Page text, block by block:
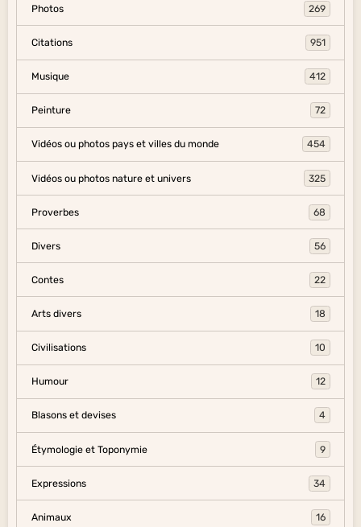
Photos 269
Citations 951
Musique 412
Peinture 72
Vidéos ou photos pays et villes du monde 454
Vidéos ou photos nature et univers 325
Proverbes 68
Divers 56
Contes 22
Arts divers 18
Civilisations 10
Humour 12
Blasons et devises 4
Étymologie et Toponymie 9
Expressions 34
Animaux 16